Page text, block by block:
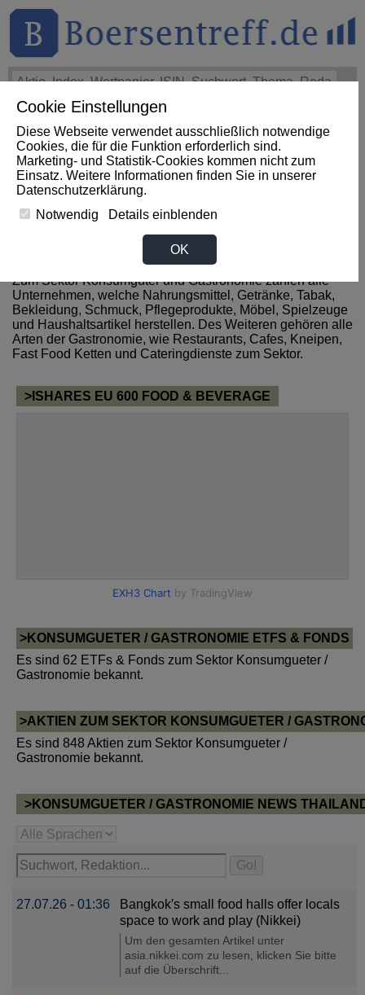
Cookie Einstellungen
Diese Webseite verwendet ausschließlich notwendige
Cookies, die für die Funktion erforderlich sind.
Marketing- und Statistik-Cookies kommen nicht zum
Einsatz. Weitere Informationen finden Sie in unserer
Datenschutzerklärung.
Notwendig
Details einblenden
OK
THEMEN HOT-STOCKS
News zum Sektor
Konsumgueter / Gastronomie
aus Thailand
Zum Sektor Konsumgüter und Gastronomie zählen alle
Unternehmen, welche Nahrungsmittel, Getränke, Tabak,
Bekleidung, Schmuck, Pflegeprodukte, Möbel, Spielzeuge
und Haushaltsartikel herstellen. Des Weiteren gehören alle
Arten der Gastronomie, wie Restaurants, Cafes, Kneipen,
Fast Food Ketten und Cateringdienste zum Sektor.
>ISHARES EU 600 FOOD & BEVERAGE
>KONSUMGUETER / GASTRONOMIE ETFS & FONDS
Es sind 62 ETFs & Fonds zum Sektor Konsumgueter /
Gastronomie bekannt.
>AKTIEN ZUM SEKTOR KONSUMGUETER /
Es sind 848 Aktien zum Sektor Konsumgueter /
Gastronomie bekannt.
>KONSUMGUETER / GASTRONOMIE NEWS
27.07.26 - 01:36
Bangkok′s small food halls offer locals
space to work and play (Nikkei)
Um den gesamten Artikel unter
asia.nikkei.com zu lesen, klicken Sie bitte
auf die Überschrift...